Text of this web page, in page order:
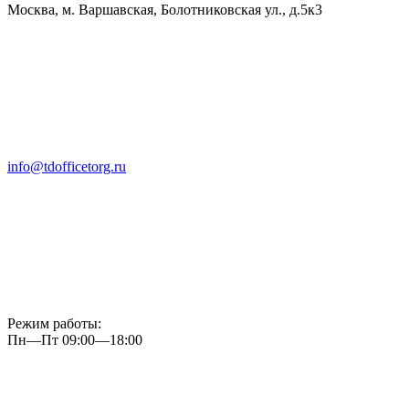
Москва, м. Варшавская, Болотниковская ул., д.5к3
info@tdofficetorg.ru
Режим работы:
Пн—Пт 09:00—18:00